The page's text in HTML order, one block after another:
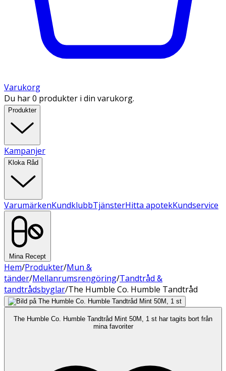
Varukorg
Du har 0 produkter i din varukorg.
Produkter
Kampanjer
Kloka Råd
VarumärkenKundklubbTjänsterHitta apotekKundservice
Mina Recept
Hem/Produkter/Mun &
tänder/Mellanrumsrengöring/Tandtråd &
tandtrådsbyglar/The Humble Co. Humble Tandtråd
The Humble Co. Humble Tandtråd Mint 50M, 1 st har tagits bort från
mina favoriter